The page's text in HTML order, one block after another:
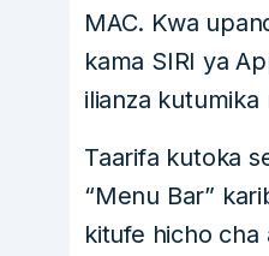
MAC. Kwa
kama SIRI ya
ilianza
Taarifa kutoka
“Menu Bar”
kitufe hicho